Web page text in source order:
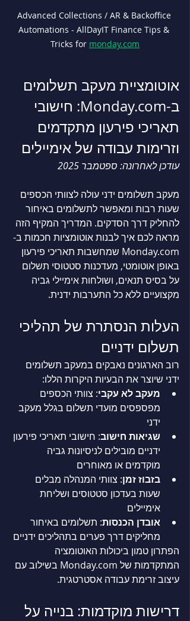
Advanced Collections / AR & Backoffice
Automations - AllDayIT Finance Tips &
Tricks for monday.com
אוטומציית מעקב תשלומים
ב-Monday.com
: חישובי
תאריכי פירעון מתקדמים
וזרימות עבודה של אימיילים
עודכן לאחרונה: ספטמבר 2025
מעקב תשלומים ידני עולה לצוותי הכספים
שעות רבות ומאפשר לתשלומים באיחור
להחליק דרך הסדקים. המדריך המקיף הזה
מראה לכם איך לבנות אוטומציות חכמות ב-
Monday.com שמחשבות תאריכי פירעון
באופן אוטומטי, מעדכנות סטטוסי תשלום
על בסיס תנאים, ושולחות אימיילי גביה
מקצועיים ללא כל התערבות ידנית.
העלות הנסתרת של תהליכי
תשלום ידניים
רוב הארגונים נאבקים במעקב תשלומים
ידני שיוצר את הבעיות היקרות הללו:
מעקב לא עקבי: צוותי הכספים
מפספסים מועדי תשלום בגלל מעקב
ידני
שגיאות חישוב: חישובי תאריכי פירעון
ידניים מובילים לניסיונות גביה
מוקדמים או מאוחרים
בזבוז זמן: צוותי המנהלה מבלים
שעות בעדכון סטטוסים ושליחת
אימיילים
אובדן הכנסות: תשלומים באיחור
מחליקים דרך פערים בתהליכים ידניים
הפתרון טמון ביכולות האוטומציה
המתקדמות של Monday.com בשילוב עם
עיצוב זרימת עבודה אסטרטגית.
דרישות מוקדמות: בנייה על